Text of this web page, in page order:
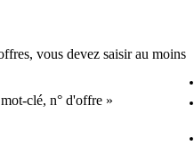
vous devez saisir au moins
clé, n° d'offre »